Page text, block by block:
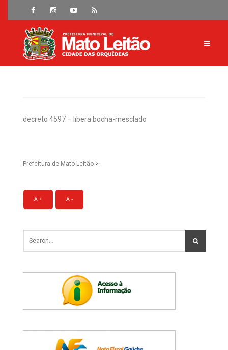
decreto 4597 – libera bocha-mesclado
Prefeitura de Mato Leitão >
A + A -